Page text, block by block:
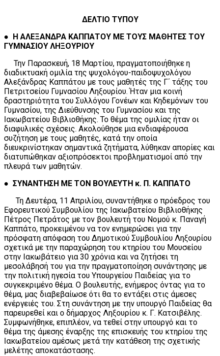
ΔΕΛΤΙΟ ΤΥΠΟΥ
● Η ΑΛΕΞΑΝΔΡΑ ΚΑΠΠΑΤΟΥ ΜΕ ΤΟΥΣ ΜΑΘΗΤΕΣ ΤΟΥ
ΓΥΜΝΑΣΙΟΥ ΛΗΞΟΥΡΙΟΥ
Την Παρασκευή, 18 Μαρτίου, πραγματοποιήθηκε η
διαδικτυακή ομιλία της ψυχολόγου-παιδοψυχολόγου
Αλεξάνδρας Καππάτου με τους μαθητές της Γ΄ τάξης του
Πετριτσείου Γυμνασίου Ληξουρίου. Ήταν μια κοινή
δραστηριότητα του Συλλόγου Γονέων και Κηδεμόνων του
Γυμνασίου, της Διεύθυνσης του Γυμνασίου και της
Ιακωβατείου Βιβλιοθήκης. Το θέμα της ομιλίας ήταν οι
διαφυλικές σχέσεις. Ακολούθησε μια ενδιαφέρουσα
συζήτηση με τους μαθητές, κατά την οποία
διευκρινίστηκαν σημαντικά ζητήματα, λύθηκαν απορίες και
διατυπώθηκαν αξιοπρόσεκτοι προβληματισμοί από την
πλευρά των μαθητών.
● ΣΥΝΑΝΤΗΣΗ ΜΕ ΤΟΝ ΒΟΥΛΕΥΤΗ κ. Π. ΚΑΠΠΑΤΟ
Τη Δευτέρα, 11 Απριλίου, συναντήθηκε ο πρόεδρος του
Εφορευτικού Συμβουλίου της Ιακωβατείου Βιβλιοθήκης
Πέτρος Πετράτος με τον βουλευτή του Νομού κ. Παναγή
Καππάτο, προκειμένου να τον ενημερώσει για την
πρόσφατη απόφαση του Δημοτικού Συμβουλίου Ληξουρίου
σχετικά με την παραχώρηση του κτηρίου του Μουσείου
στην Ιακωβάτειο για 30 χρόνια και να ζητήσει τη
μεσολάβησή του για την πραγματοποίηση συνάντησης με
την πολιτική ηγεσία του Υπουργείου Παιδείας για το
συγκεκριμένο θέμα. Ο βουλευτής, ενήμερος όντας για το
θέμα, μας διαβεβαίωσε ότι θα το εντάξει στις άμεσες
ενέργειές του. Στη συνάντηση με την υπουργό Παιδείας θα
παρευρεθεί και ο δήμαρχος Ληξουρίου κ. Γ. Κατσιβέλης.
Συμφωνήθηκε, επιπλέον, να τεθεί στην υπουργό και το
θέμα της άμεσης έναρξης της επισκευής του κτηρίου της
Ιακωβατείου αμέσως μετά την κατάθεση της σχετικής
μελέτης αποκατάστασης.